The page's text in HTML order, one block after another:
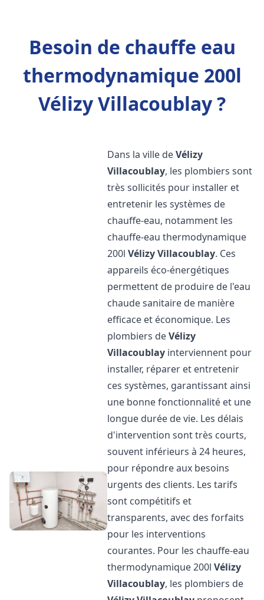
Besoin de chauffe eau
thermodynamique 200l
Vélizy Villacoublay ?
Dans la ville deVélizy
Villacoublay, les plombiers sont
très sollicités pour installer et
entretenir les systèmes de
chauffe-eau, notamment les
chauffe-eau thermodynamique
200lVélizy Villacoublay. Ces
appareils éco-énergétiques
permettent de produire de l'eau
chaude sanitaire de manière
efficace et économique. Les
plombiers deVélizy
Villacoublay interviennent pour
installer, réparer et entretenir
ces systèmes, garantissant ainsi
une bonne fonctionnalité et une
longue durée de vie. Les délais
d'intervention sont très courts,
souvent inférieurs à 24 heures,
pour répondre aux besoins
urgents des clients. Les tarifs
sont compétitifs et
transparents, avec des forfaits
pour les interventions
courantes. Pour les chauffe-eau
thermodynamique 200lVélizy
Villacoublay, les plombiers de